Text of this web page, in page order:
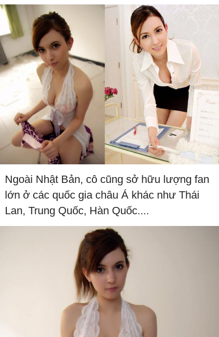
Ngoài Nhật Bản, cô cũng sở hữu lượng fan
lớn ở các quốc gia châu Á khác như Thái
Lan, Trung Quốc, Hàn Quốc....